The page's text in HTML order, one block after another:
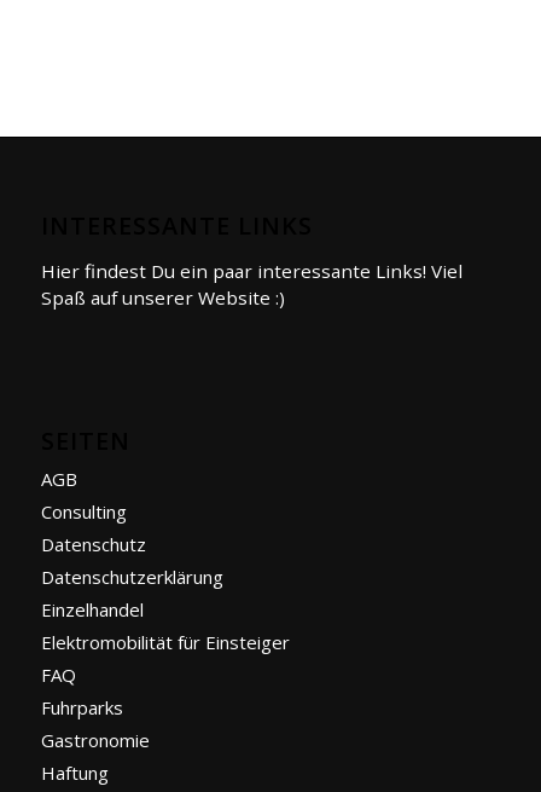
Hier findest Du ein paar interessante Links! Viel
Spaß auf unserer Website :)
AGB
Consulting
Datenschutz
Datenschutzerklärung
Einzelhandel
Elektromobilität für Einsteiger
FAQ
Fuhrparks
Gastronomie
Haftung